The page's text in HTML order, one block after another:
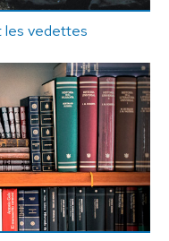
les vedettes